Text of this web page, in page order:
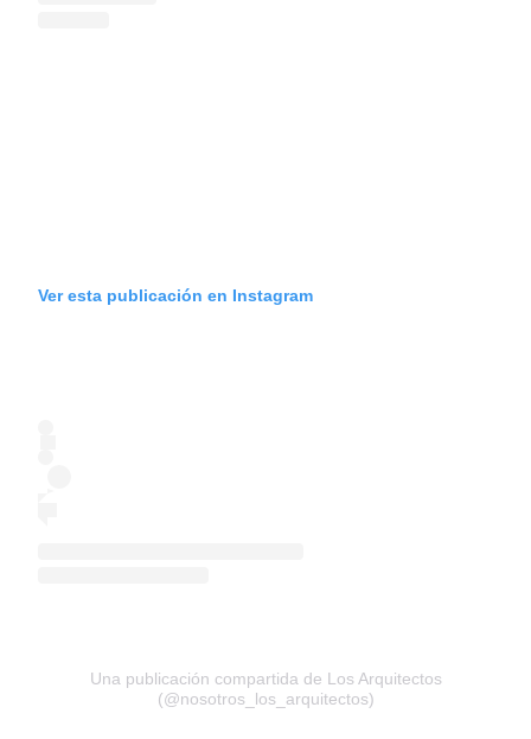
Ver esta publicación en Instagram
Una publicación compartida de Los Arquitectos
(@nosotros_los_arquitectos)